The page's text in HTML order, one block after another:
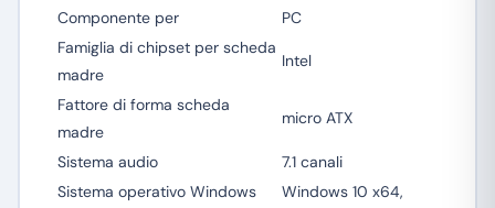
Componente per
PC
Famiglia di chipset per scheda
madre
Intel
Fattore di forma scheda
madre
micro ATX
Sistema audio
7.1 canali
Sistema operativo Windows
Windows 10 x64,